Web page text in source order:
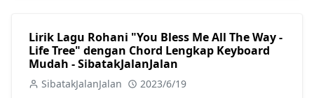
Lirik Lagu Rohani "You Bless Me All The Way -
Life Tree" dengan Chord Lengkap Keyboard
Mudah - SibatakJalanJalan
SibatakJalanJalan 2023/6/19